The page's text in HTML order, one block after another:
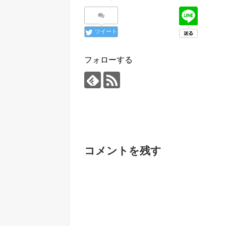
ツイート
フォローする
コメントを残す